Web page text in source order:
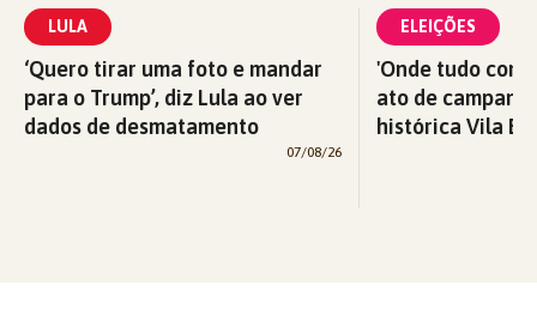
LULA
‘Quero tirar uma foto e mandar
para o Trump’, diz Lula ao ver
dados de desmatamento
07/08/26
ELEIÇÕES
'Onde tudo
ato de
histórica Vila